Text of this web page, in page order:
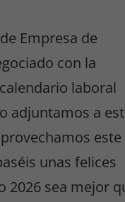
Empresa de
con la
laboral
adjuntamos a
este
unas felices
2026 sea mejor